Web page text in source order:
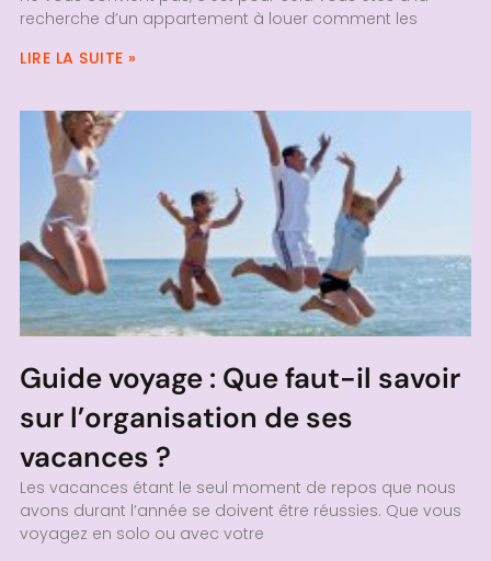
recherche d’un appartement à louer comment les
LIRE LA SUITE »
Guide voyage : Que faut-il savoir
sur l’organisation de ses
vacances ?
Les vacances étant le seul moment de repos que nous
avons durant l’année se doivent être réussies. Que vous
voyagez en solo ou avec votre